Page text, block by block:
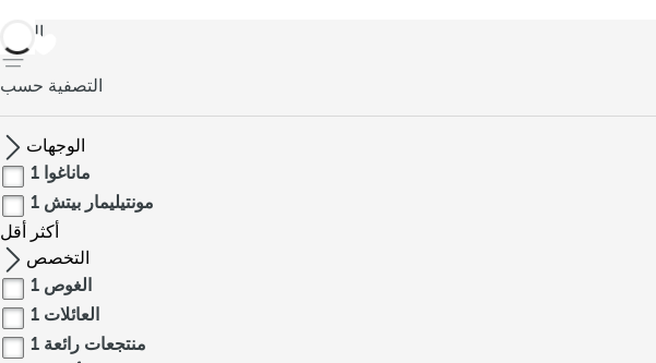
العودة
التصفية حسب
الوجهات
ماناغوا 1
مونتيليمار بيتش 1
أكثر
أقل
التخصص
الغوص 1
العائلات 1
منتجعات رائعة 1